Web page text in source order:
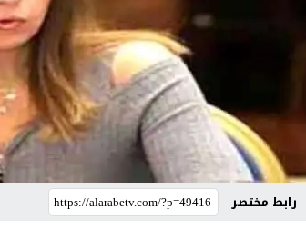
رابط مختصر